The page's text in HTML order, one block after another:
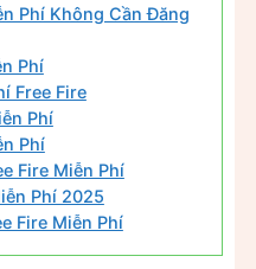
Phí Không Cần Đăng
Phí
Free Fire
Phí
Phí
Fire Miễn Phí
Phí 2025
Fire Miễn Phí